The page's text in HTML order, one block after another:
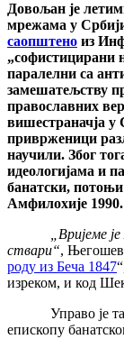
Довољан је
мрежама у
саопштено из
„софистицирани
паралелни са
замешатељству
православних
вишестраначја у
приврженици
научили. Због
идеологијама и
банатски,
Амфилохије
„Вријеме је
ствари“, Његошев
роду из Беча 1847
изреком, и код
Управо је тај
епископу